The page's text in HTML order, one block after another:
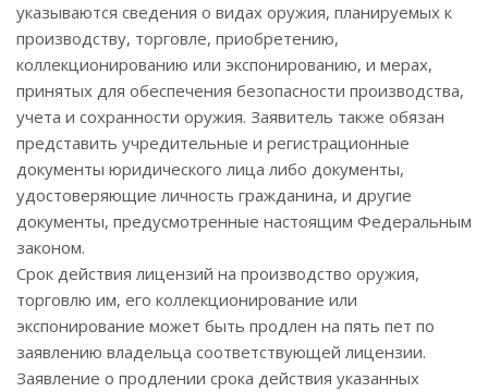
указываются сведения о видах оружия, планируемых к
производству, торговле, приобретению,
коллекционированию или экспонированию, и мерах,
принятых для обеспечения безопасности производства,
учета и сохранности оружия. Заявитель также обязан
представить учредительные и регистрационные
документы юридического лица либо документы,
удостоверяющие личность гражданина, и другие
документы, предусмотренные настоящим Федеральным
законом.
Срок действия лицензий на производство оружия,
торговлю им, его коллекционирование или
экспонирование может быть продлен на пять пет по
заявлению владельца соответствующей лицензии.
Заявление о продлении срока действия указанных